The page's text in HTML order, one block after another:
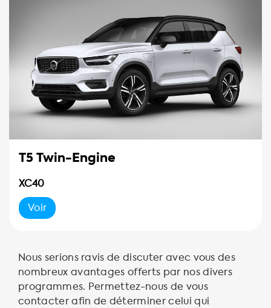
T5 Twin-Engine
XC40
Voir
Nous serions ravis de discuter avec vous des
nombreux avantages offerts par nos divers
programmes. Permettez-nous de vous
contacter afin de déterminer celui qui